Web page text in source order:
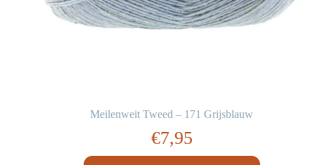
Meilenweit Tweed – 171 Grijsblauw
€7,95